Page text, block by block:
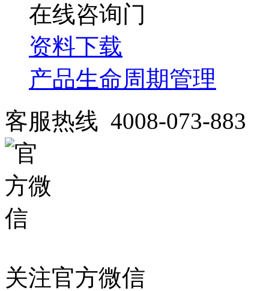
在线咨询
资料下载
产品生命周期管理
客服热线 4008-073-883
关注官方微信